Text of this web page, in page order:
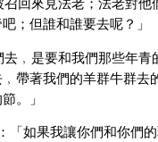
；但誰和誰要去呢？」
﹐是要和我們那些年青
帶著我們的羊群牛群去
。」
「如果我讓你們和你們